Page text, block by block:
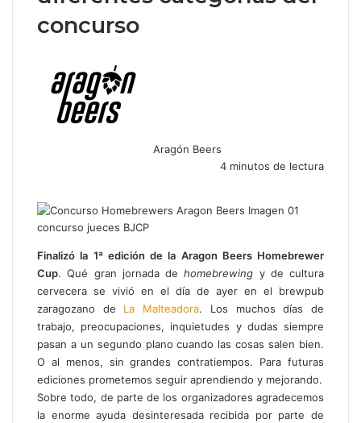
concurso
Aragón Beers
4 minutos de lectura
a
c
e
b
o
a
t
s
l
e
m
p
o
r
c
o
r
Finalizó la 1ª edición de la Aragon Beers Homebrewer
Cup. Qué gran jornada dehomebrewing y de cultura
cervecera se vivió en el día de ayer en el brewpub
zaragozano de La Malteadora. Los muchos días de
trabajo, preocupaciones, inquietudes y dudas siempre
pasan a un segundo plano cuando las cosas salen bien.
O al menos, sin grandes contratiempos. Para futuras
ediciones prometemos seguir aprendiendo y mejorando.
Sobre todo, de parte de los organizadores agradecemos
la enorme ayuda desinteresada recibida por parte de